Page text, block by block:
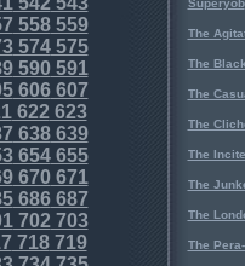
558559
574575
590591
606607
622 623
638639
654655
670671
686687
702 703
718719
Superyob
The
The
The
The
The
The
The
The